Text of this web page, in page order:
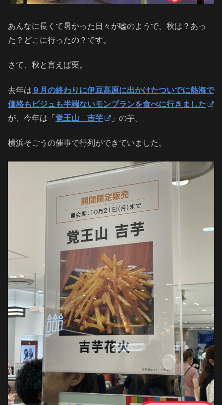
あんなに長くて暑かった日々が嘘のようで、秋は？あっ
た？どこに行ったの？です。
さて、秋と言えば栗。
去年は ９月の終わりに伊豆高原に出かけたついでに熱海で
価格もビジュも半端ないモンブランを食べに行きました
が、今年は「 覚王山 吉芋 」の芋。
横浜そごうの催事で行列ができていました。